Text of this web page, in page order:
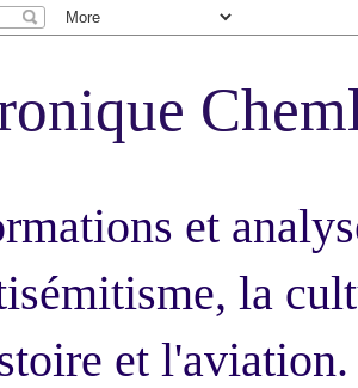
et
la
et l'aviation.